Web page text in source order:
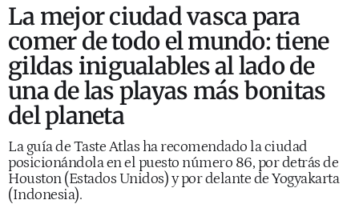
La mejor ciudad vasca para
comer de todo el mundo: tiene
gildas inigualables al lado de
una de las playas más bonitas
del planeta
La guía de Taste Atlas ha recomendado la ciudad
posicionándola en el puesto número 86, por detrás de
Houston (Estados Unidos) y por delante de Yogyakarta
(Indonesia).